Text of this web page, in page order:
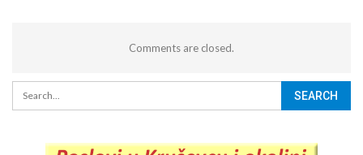
Comments are closed.